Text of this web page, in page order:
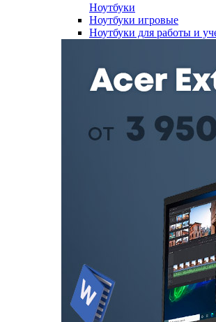
Ноутбуки
Ноутбуки игровые
Ноутбуки для работы и